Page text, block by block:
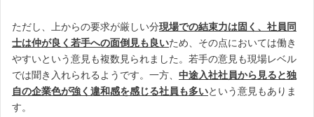
ただし、上からの要求が厳しい分現場での結束力は固く、社員同
士は仲が良く若手への面倒見も良いため、その点においては働き
やすいという意見も複数見られました。若手の意見も現場レベル
では聞き入れられるようです。一方、 中途入社社員から見ると独
自の企業色が強く違和感を感じる社員も多いという意見もありま
す。